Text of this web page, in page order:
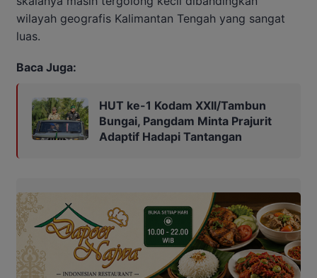
wilayah geografis Kalimantan Tengah yang sangat
luas.
Baca Juga:
HUT ke-1 Kodam XXII/Tambun
Bungai, Pangdam Minta Prajurit
Adaptif Hadapi Tantangan